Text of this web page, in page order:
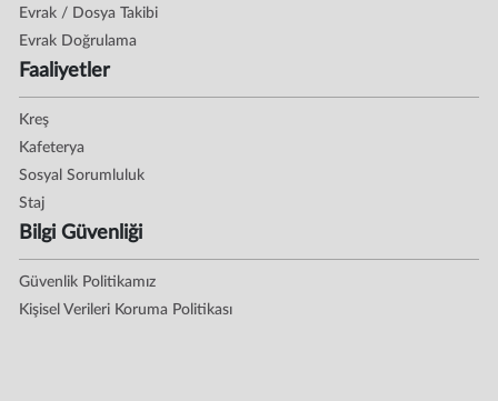
Evrak / Dosya Takibi
Evrak Doğrulama
Faaliyetler
Kreş
Kafeterya
Sosyal Sorumluluk
Staj
Bilgi Güvenliği
Güvenlik Politikamız
Kişisel Verileri Koruma Politikası